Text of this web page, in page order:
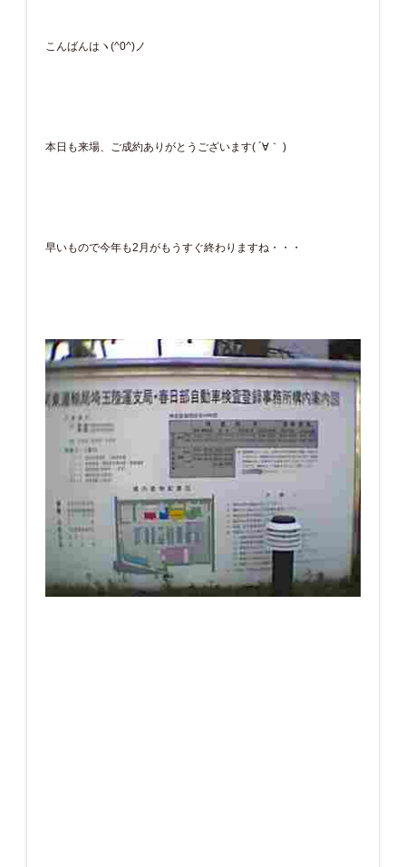
こんばんはヽ(^0^)ノ
本日も来場、ご成約ありがとうございます( ´∀｀ )
早いもので今年も2月がもうすぐ終わりますね・・・